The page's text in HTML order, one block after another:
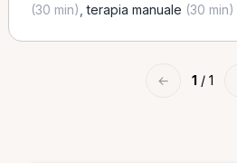
(30 min) ,terapia manuale (30 min)
← 1 / 1